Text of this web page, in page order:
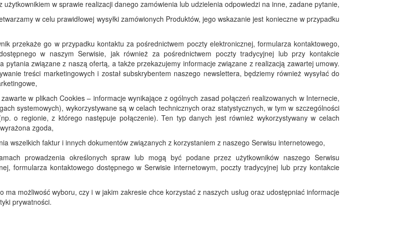
w sprawie realizacji danego zamówienia lub udzielenia odpowiedzi na inne, zadane pytanie,
w celu prawidłowej wysyłki zamówionych Produktów, jego wskazanie jest konieczne w przypadku
przekaże go w przypadku kontaktu za pośrednictwem poczty elektronicznej, formularza kontaktowego,
w naszym Serwisie, jak również za pośrednictwem poczty tradycyjnej lub przy kontakcie
związane z naszą ofertą, a także przekazujemy informacje związane z realizacją zawartej umowy.
treści marketingowych i został subskrybentem naszego newslettera, będziemy również wysyłać do
w plikach Cookies – informacje wynikające z ogólnych zasad połączeń realizowanych w Internecie,
systemowych), wykorzystywane są w celach technicznych oraz statystycznych, w tym w szczególności
o regionie, z którego następuje połączenie). Ten typ danych jest również wykorzystywany w celach
zgoda,
wszelkich faktur i innych dokumentów związanych z korzystaniem z naszego Serwisu internetowego,
prowadzenia określonych spraw lub mogą być podane przez użytkowników naszego Serwisu
formularza kontaktowego dostępnego w Serwisie internetowym, poczty tradycyjnej lub przy kontakcie
możliwość wyboru, czy i w jakim zakresie chce korzystać z naszych usług oraz udostępniać informacje
prywatności.